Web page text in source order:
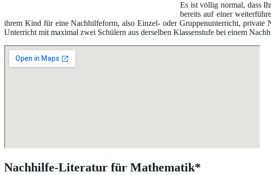
Es ist völlig normal, dass
bereits auf einer
ihrem Kind für eine Nachhilfeform, also Einzel- oder Gruppenunterricht,
Unterricht mit maximal zwei Schülern aus derselben Klassenstufe bei einem
Nachhilfe-Literatur für Mathematik*